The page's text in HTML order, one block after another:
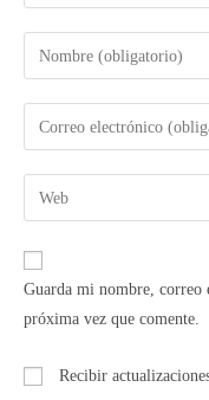
Guarda mi nombre, correo
próxima vez que comente.
Recibir